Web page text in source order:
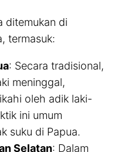
ditemukan di
termasuk:
: Secara tradisional,
meninggal,
oleh adik laki-
ini umum
suku di Papua.
Selatan: Dalam